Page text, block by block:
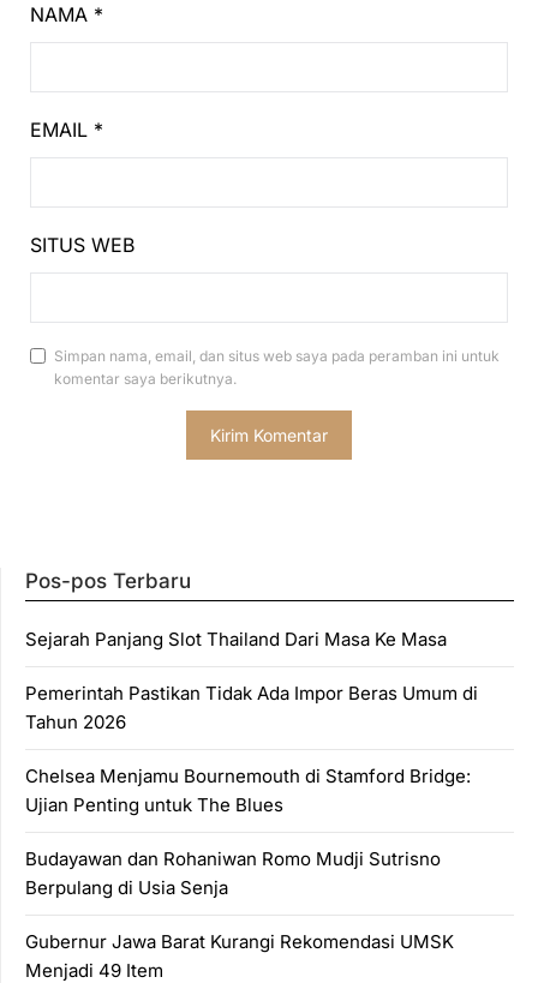
NAMA *
EMAIL *
SITUS WEB
Simpan nama, email, dan situs web saya pada peramban ini untuk
komentar saya berikutnya.
Pos-pos Terbaru
Sejarah Panjang Slot Thailand Dari Masa Ke Masa
Pemerintah Pastikan Tidak Ada Impor Beras Umum di
Tahun 2026
Chelsea Menjamu Bournemouth di Stamford Bridge:
Ujian Penting untuk The Blues
Budayawan dan Rohaniwan Romo Mudji Sutrisno
Berpulang di Usia Senja
Gubernur Jawa Barat Kurangi Rekomendasi UMSK
Menjadi 49 Item